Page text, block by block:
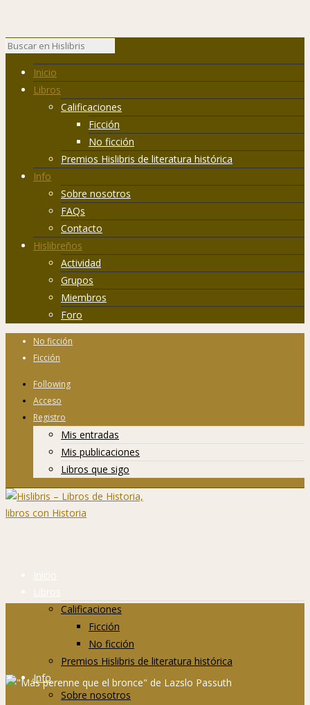
Inicio
Libros
Calificaciones
Ficción
No ficción
Premios Hislibris de literatura histórica
Info
Sobre nosotros
FAQs
Contacto
Hislibreños
Actividad
Grupos
Miembros
Foro
No ficción
Ficción
Following
Acceso
Registro
Mis entradas
Mis publicaciones
Libros que sigo
Inicio
Libros
Calificaciones
Ficción
No ficción
Premios Hislibris de literatura histórica
Info
Sobre nosotros